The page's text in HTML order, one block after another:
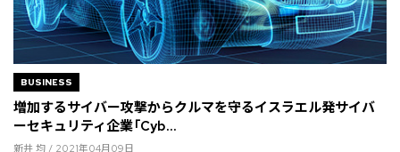
BUSINESS
増加するサイバー攻撃からクルマを守るイスラエル発サイバ
ーセキュリティ企業「Cyb...
新井 均 / 2021年04月09日